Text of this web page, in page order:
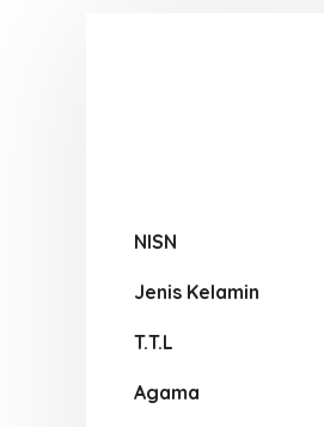
NISN
Jenis Kelamin
T.T.L
Agama